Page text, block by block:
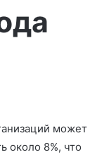
может
около 8%, что